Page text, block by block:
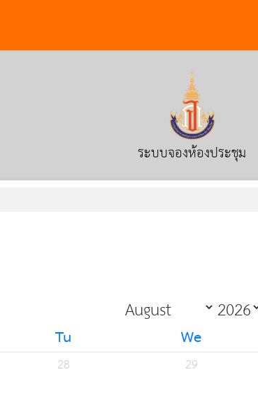
ระบบจองห้องประชุม
Tu We
28 29